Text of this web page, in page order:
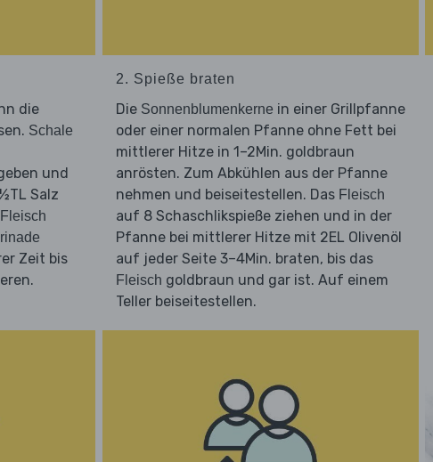
die
Schale
und
Salz
Fleisch
Zeit bis
2. Spieße braten
Die Sonnenblumenkerne in einer Grillpfanne
oder einer normalen Pfanne ohne Fett bei
mittlerer Hitze in 1–2Min. goldbraun
anrösten. Zum Abkühlen aus der Pfanne
nehmen und beiseitestellen. Das Fleisch
auf 8 Schaschlikspieße ziehen und in der
Pfanne bei mittlerer Hitze mit 2EL Olivenöl
auf jeder Seite 3–4Min. braten, bis das
Fleisch goldbraun und gar ist. Auf einem
Teller beiseitestellen.